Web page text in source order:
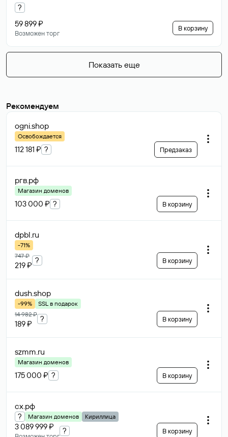
?
59 899 ₽
Возможен торг
В корзину
Показать еще
Рекомендуем
ogni.shop
Освобождается
112 181 ₽ ? Предзаказ
ргв.рф
Магазин доменов
103 000 ₽ ? В корзину
dpbl.ru
-71%
747 ₽
219 ₽
? В корзину
dush.shop
-99%
SSL в подарок
14 982 ₽
189 ₽
? В корзину
szmm.ru
Магазин доменов
175 000 ₽ ? В корзину
сх.рф
? Магазин доменов Кириллица
3 089 999 ₽ ? В корзину